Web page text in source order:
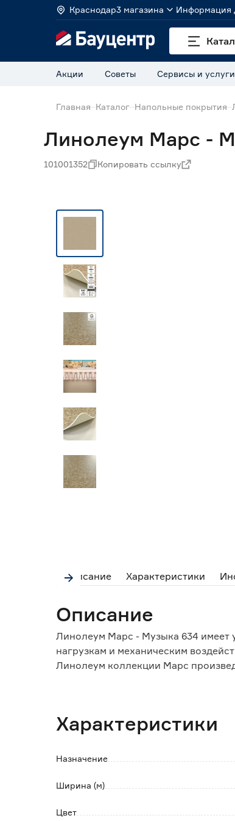
Краснодар3 магазина Информация
Акции Советы Сервисы и услуги
Главная Каталог Напольные покрытия
Линолеум Марс -
101001352 Копировать ссылку
Описание Характеристики
Описание
Линолеум Марс - Музыка 634 имеет
нагрузкам и механическим
Линолеум коллекции Марс
Линолеум имеет класс
Данный продукт соответствует
- тепло- и звукоизоляция;
Характеристики
Назначение
Ширина (м)
Цвет